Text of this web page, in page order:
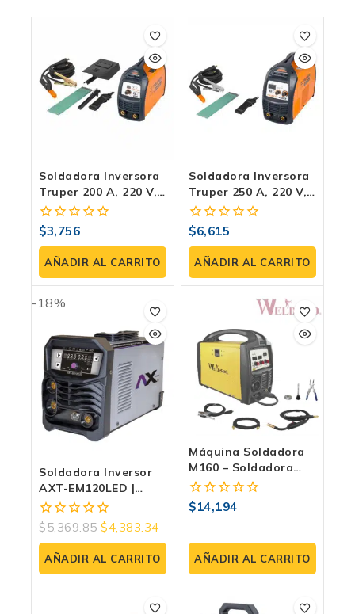
Soldadora Inversora
Truper 200 A, 220 V,
Electrodo Y TIG –
SOIN-200
0
fuera
de
5
$3,756
AÑADIR AL CARRITO
Soldadora Inversora
Truper 250 A, 220 V,
Truper Para
Electrodo – Inversor
SOIN-250
0
fuera
de
5
$6,615
AÑADIR AL CARRITO
-18%
Soldadora Inversor
AXT-EM120LED |
MIG/MMA/TIG Lift |
Bi-Voltaje | Sin Gas
0
fuera
de
5
$5,369.85 $4,383.34
AÑADIR AL CARRITO
Máquina Soldadora
M160 – Soldadora
Electrodo Y TIG Weld
500
0
5
$14,194
AÑADIR AL CARRITO